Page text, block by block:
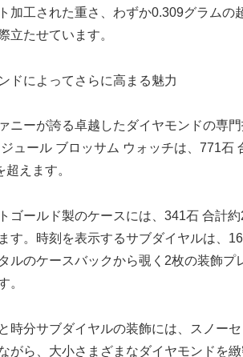
加工された重さ、わずか0.309グラム
立たせています。
ドによってさらに高まる魅力
ニーが誇る卓越したダイヤモンドの専
ュール ブロッサム ウォッチは、771
超えます。
ゴールド製のケースには、341石 合計
す。時刻を表示するサブダイヤルは、
ルのケースバックから覗く2枚の装飾
。
時分サブダイヤルの装飾には、スノー
がら、大小さまざまなダイヤモンドを